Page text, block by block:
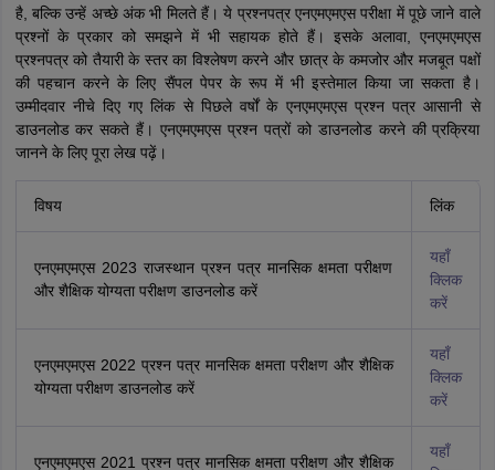
है, बल्कि उन्हें अच्छे अंक भी मिलते हैं। ये प्रश्नपत्र एनएमएमएस परीक्षा में पूछे जाने वाले
प्रश्नों के प्रकार को समझने में भी सहायक होते हैं। इसके अलावा, एनएमएमएस
प्रश्नपत्र को तैयारी के स्तर का विश्लेषण करने और छात्र के कमजोर और मजबूत पक्षों
की पहचान करने के लिए सैंपल पेपर के रूप में भी इस्तेमाल किया जा सकता है।
उम्मीदवार नीचे दिए गए लिंक से पिछले वर्षों के एनएमएमएस प्रश्न पत्र आसानी से
डाउनलोड कर सकते हैं। एनएमएमएस प्रश्न पत्रों को डाउनलोड करने की प्रक्रिया
जानने के लिए पूरा लेख पढ़ें।
विषय लिंक
एनएमएमएस 2023 राजस्थान प्रश्न पत्र मानसिक क्षमता परीक्षण
और शैक्षिक योग्यता परीक्षण डाउनलोड करें
यहाँ
क्लिक
करें
एनएमएमएस 2022 प्रश्न पत्र मानसिक क्षमता परीक्षण और शैक्षिक
योग्यता परीक्षण डाउनलोड करें
यहाँ
क्लिक
करें
एनएमएमएस 2021 प्रश्न पत्र मानसिक क्षमता परीक्षण और शैक्षिक
यहाँ